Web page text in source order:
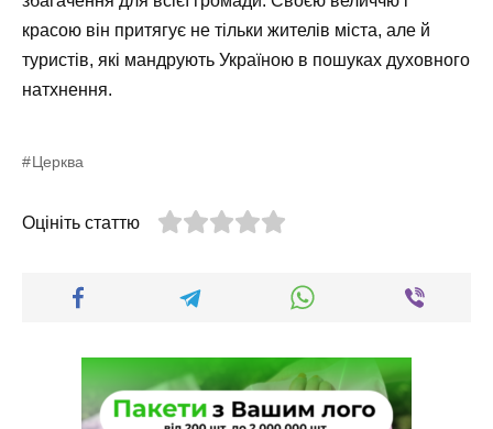
красою він притягує не тільки жителів міста, але й
туристів, які мандрують Україною в пошуках духовного
натхнення.
Церква
Оцініть статтю